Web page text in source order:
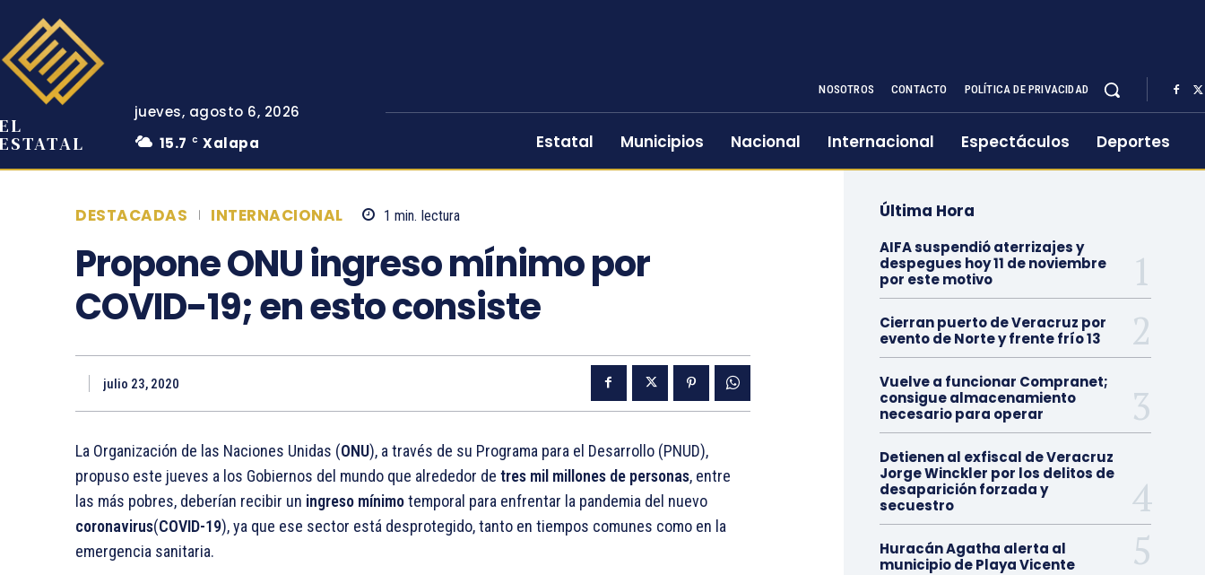
EL
ESTATAL
jueves, agosto 6, 2026
15.7
C Xalapa
NOSOTROS CONTACTO POLÍTICA DE PRIVACIDAD
Estatal Municipios Nacional Internacional Espectáculos Deportes
DESTACADAS INTERNACIONAL 1 min. lectura
Propone ONU ingreso mínimo por
COVID-19; en esto consiste
julio 23, 2020
La Organización de las Naciones Unidas (ONU), a través de su Programa para el Desarrollo (PNUD),
propuso este jueves a los Gobiernos del mundo que alrededor de tres mil millones de personas, entre
las más pobres, deberían recibir un ingreso mínimotemporal para enfrentar la pandemia del nuevo
coronavirus(COVID-19), ya que ese sector está desprotegido, tanto en tiempos comunes como en la
emergencia sanitaria.
Última Hora
AIFA suspendió aterrizajes y
despegues hoy 11 de noviembre
por este motivo
Cierran puerto de Veracruz por
evento de Norte y frente frío 13
Vuelve a funcionar Compranet;
consigue almacenamiento
necesario para operar
Detienen al exfiscal de Veracruz
Jorge Winckler por los delitos de
desaparición forzada y
secuestro
Huracán Agatha alerta al
municipio de Playa Vicente